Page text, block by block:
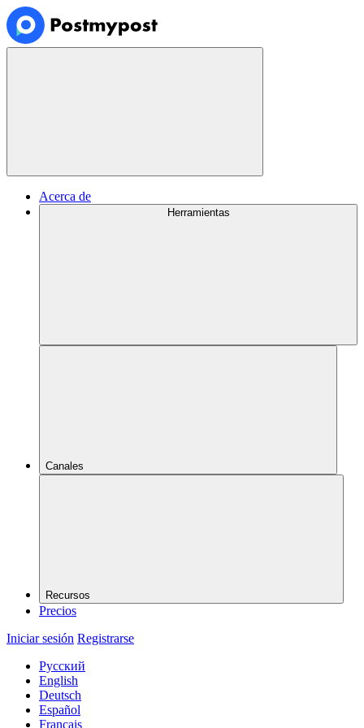
Acerca de
Herramientas
Canales
Recursos
Precios
Iniciar sesión Registrarse
Русский
English
Deutsch
Español
Français